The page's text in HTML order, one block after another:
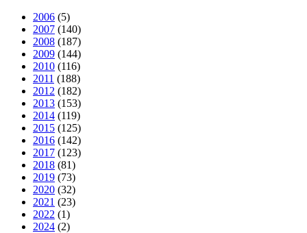
2006 (5)
2007 (140)
2008 (187)
2009 (144)
2010 (116)
2011 (188)
2012 (182)
2013 (153)
2014 (119)
2015 (125)
2016 (142)
2017 (123)
2018 (81)
2019 (73)
2020 (32)
2021 (23)
2022 (1)
2024 (2)